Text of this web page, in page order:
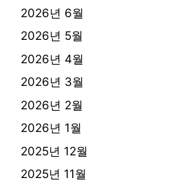
2026년 6월
2026년 5월
2026년 4월
2026년 3월
2026년 2월
2026년 1월
2025년 12월
2025년 11월